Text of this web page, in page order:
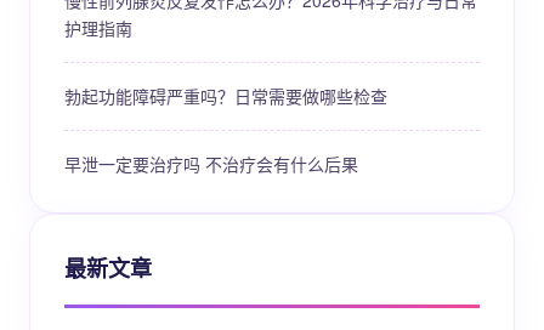
护理指南
勃起功能障碍严重吗？日常需要做哪些检查
早泄一定要治疗吗 不治疗会有什么后果
最新文章